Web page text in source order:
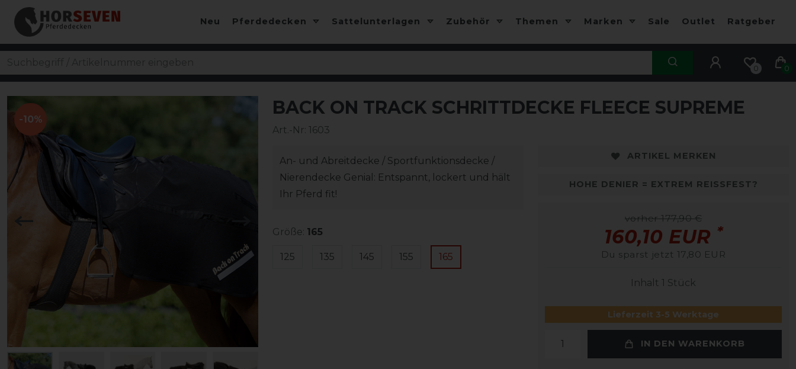
Neu Pferdedecken Sattelunterlagen Zubehör Themen Marken Sale Outlet Ratgeber
0 0
-10%
BACK ON TRACK SCHRITTDECKE FLEECE SUPREME
Art.-Nr: 1603
An- und Abreitdecke / Sportfunktionsdecke /
Nierendecke Genial: Entspannt, lockert und hält
Ihr Pferd fit!
Größe: 165
125 135 145 155 165
ARTIKEL MERKEN
HOHE DENIER = EXTREM REISSFEST?
vorher 177,90 €
160,10 EUR *
Du sparst jetzt 17,80 EUR
Inhalt 1 Stück
Lieferzeit 3-5 Werktage
IN DEN WARENKORB